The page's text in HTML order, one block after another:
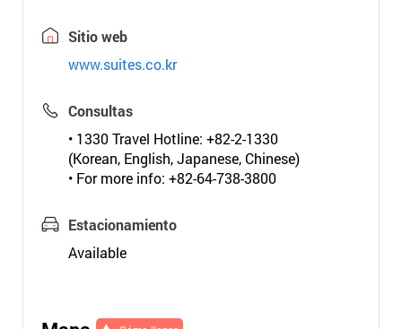
Sitio web
www.suites.co.kr
Consultas
• 1330 Travel Hotline: +82-2-1330
(Korean, English, Japanese, Chinese)
• For more info: +82-64-738-3800
Estacionamiento
Available